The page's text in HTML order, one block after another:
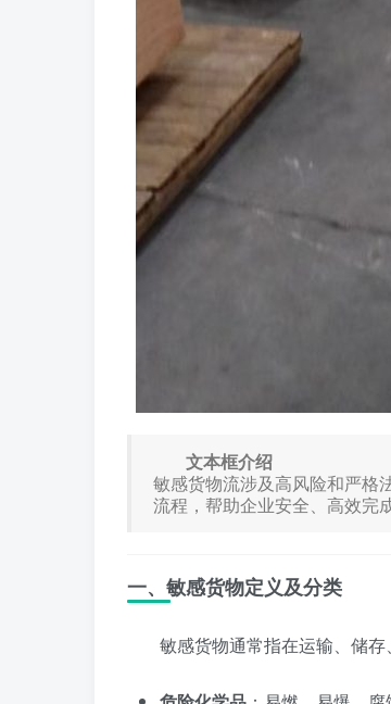
文本框介绍
敏感货物流涉及高风险和严格
流程，帮助企业安全、高效完
一、敏感货物定义及分类
敏感货物通常指在运输、储